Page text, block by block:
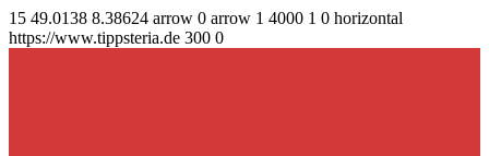
15 49.0138 8.38624 arrow 0 arrow 1 4000 1 0 horizontal
https://www.tippsteria.de 300 0